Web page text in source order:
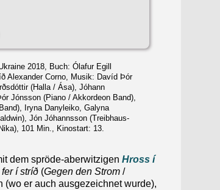
2018, Buch: Ólafur Egill
Alexander Corno, Musik: Davíd Þór
(Halla / Ása), Jóhann
Jónsson (Piano / Akkordeon Band),
Iryna Danyleiko, Galyna
Jón Jóhannsson (Treibhaus-
101 Min., Kinostart: 13.
dem spröde-aberwitzigen Hross í
í stríð (Gegen den Strom /
(wo er auch ausgezeichnet wurde),